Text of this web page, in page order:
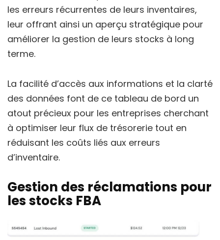
les erreurs récurrentes de leurs inventaires,
leur offrant ainsi un aperçu stratégique pour
améliorer la gestion de leurs stocks à long
terme.
La facilité d’accès aux informations et la clarté
des données font de ce tableau de bord un
atout précieux pour les entreprises cherchant
à optimiser leur flux de trésorerie tout en
réduisant les coûts liés aux erreurs
d’inventaire.
Gestion des réclamations pour
les stocks FBA